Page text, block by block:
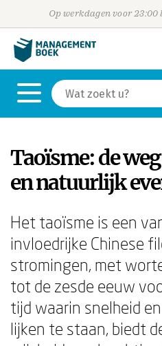
Op werkdagen voor
Taoïsme: de
en natuurlijk
Het taoïsme is een
invloedrijke Chinese
stromingen, met
tot de zesde eeuw
tijd waarin snelheid
lijken te staan, biedt